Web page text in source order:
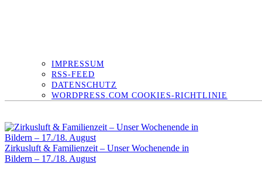
IMPRESSUM
RSS-FEED
DATENSCHUTZ
WORDPRESS.COM COOKIES-RICHTLINIE
Zirkusluft & Familienzeit – Unser Wochenende in
Bildern – 17./18. August